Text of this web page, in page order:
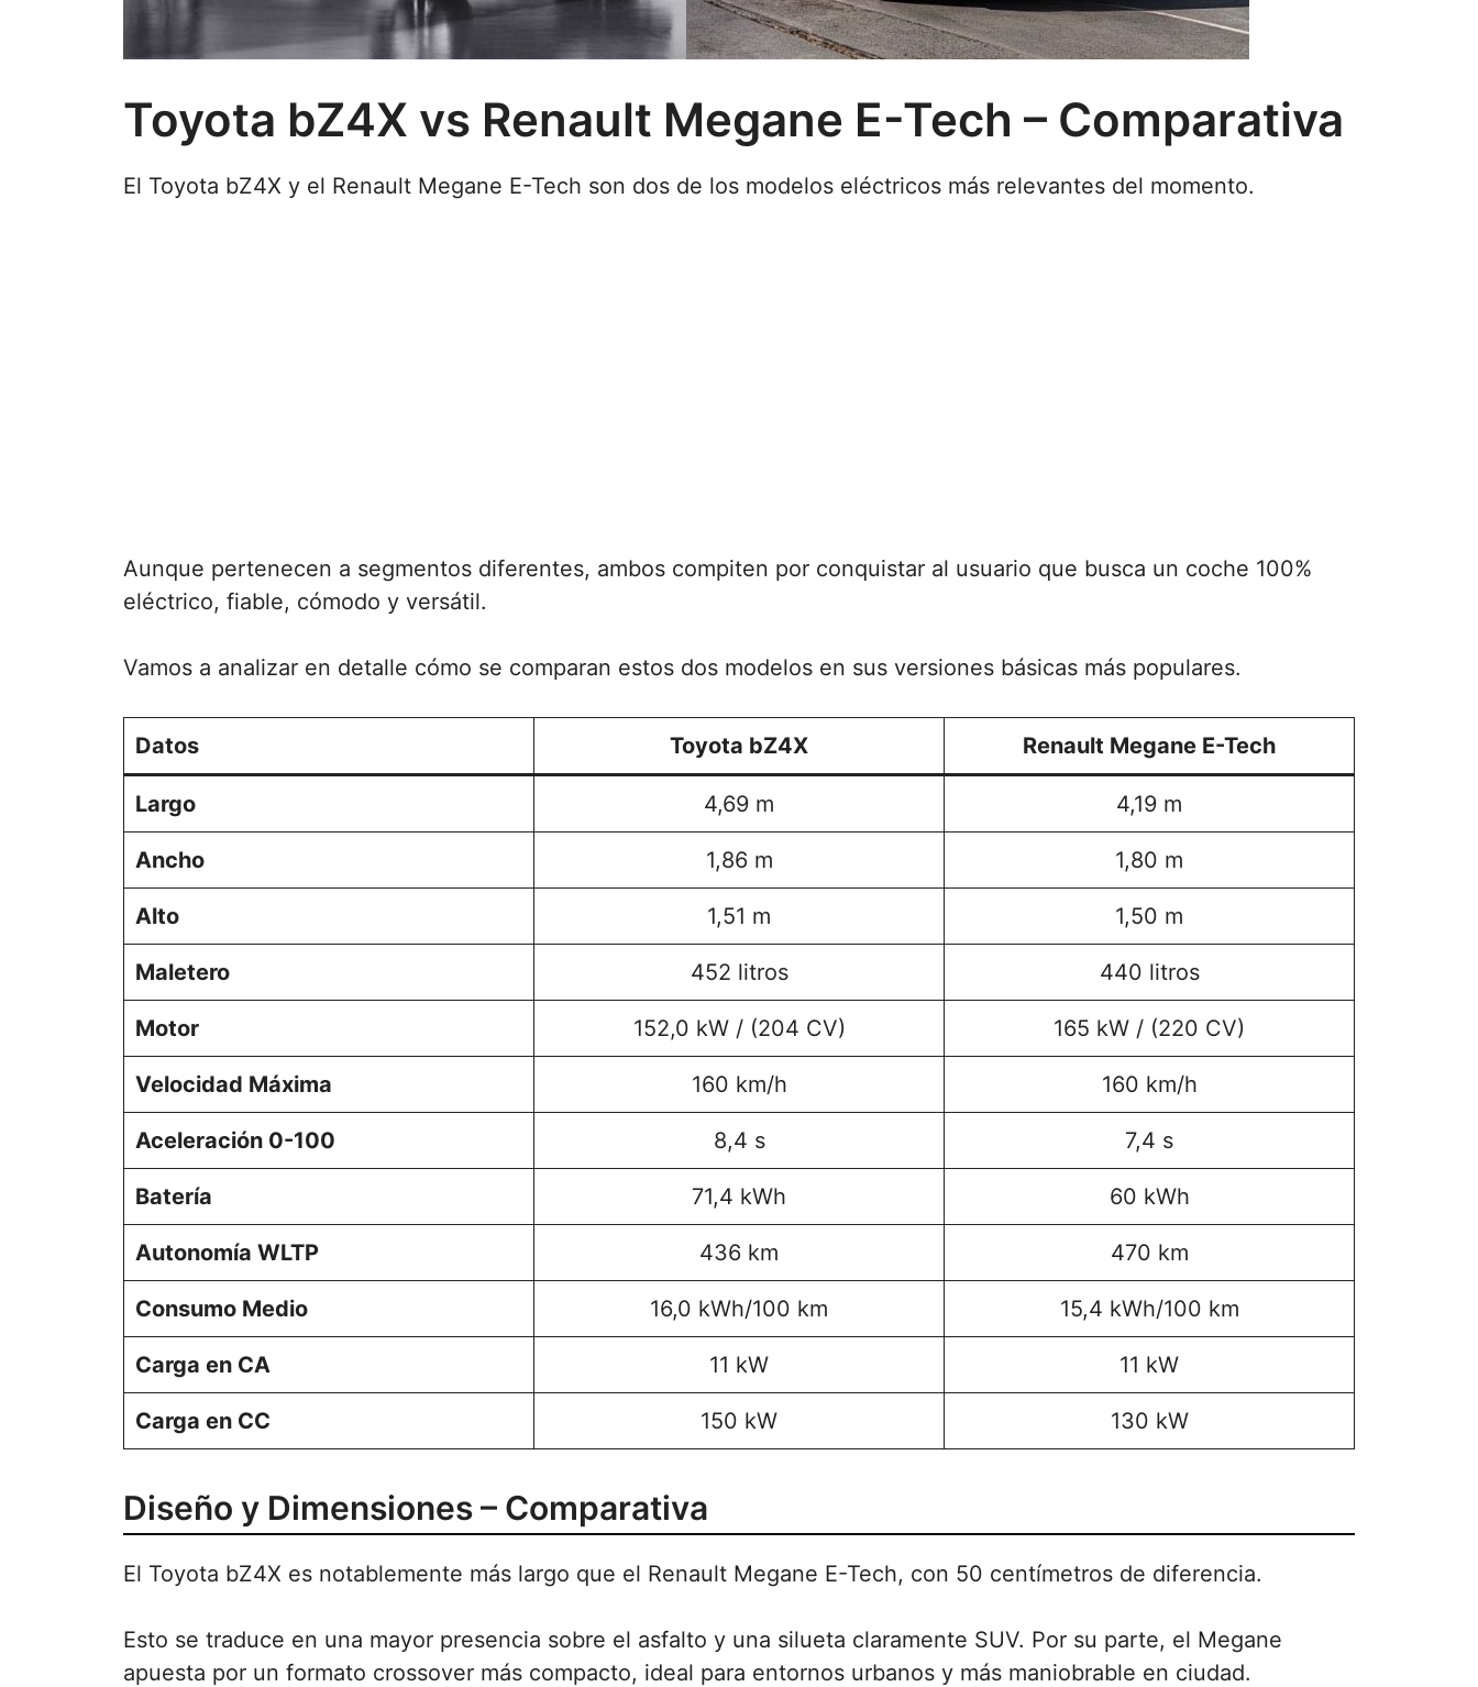
Toyota bZ4X vs Renault Megane E-Tech – Comparativa
El Toyota bZ4X y el Renault Megane E-Tech son dos de los modelos eléctricos más relevantes del momento.
Aunque pertenecen a segmentos diferentes, ambos compiten por conquistar al usuario que busca un coche 100%
eléctrico, fiable, cómodo y versátil.
Vamos a analizar en detalle cómo se comparan estos dos modelos en sus versiones básicas más populares.
Datos Toyota bZ4X Renault Megane E-Tech
Largo 4,69 m 4,19 m
Ancho 1,86 m 1,80 m
Alto 1,51 m 1,50 m
Maletero 452 litros 440 litros
Motor 152,0 kW / (204 CV) 165 kW / (220 CV)
Velocidad Máxima 160 km/h 160 km/h
Aceleración 0-100 8,4 s 7,4 s
Batería 71,4 kWh 60 kWh
Autonomía WLTP 436 km 470 km
Consumo Medio 16,0 kWh/100 km 15,4 kWh/100 km
Carga en CA 11 kW 11 kW
Carga en CC 150 kW 130 kW
Diseño y Dimensiones – Comparativa
El Toyota bZ4X es notablemente más largo que el Renault Megane E-Tech, con 50 centímetros de diferencia.
Esto se traduce en una mayor presencia sobre el asfalto y una silueta claramente SUV. Por su parte, el Megane
apuesta por un formato crossover más compacto, ideal para entornos urbanos y más maniobrable en ciudad.